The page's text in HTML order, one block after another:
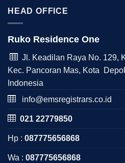
HEAD OFFICE
Ruko Residence One
Jl. Keadilan Raya No. 129,
Kec. Pancoran Mas, Kota
Indonesia
info@emsregistrars.co.id
021 22779850
Hp : 087775656868
Wa : 087775656868